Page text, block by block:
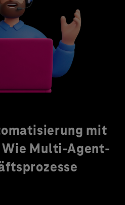
mit
Multi-Agent-